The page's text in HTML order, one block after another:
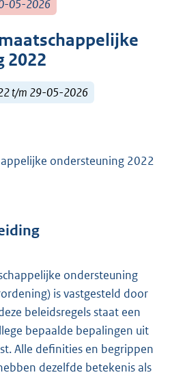
05-2026
2022
t/m 29-05-2026
ondersteuning 2022
ondersteuning
is vastgesteld door
beleidsregels staat een
bepaalde bepalingen uit
Alle definities en begrippen
dezelfde betekenis als